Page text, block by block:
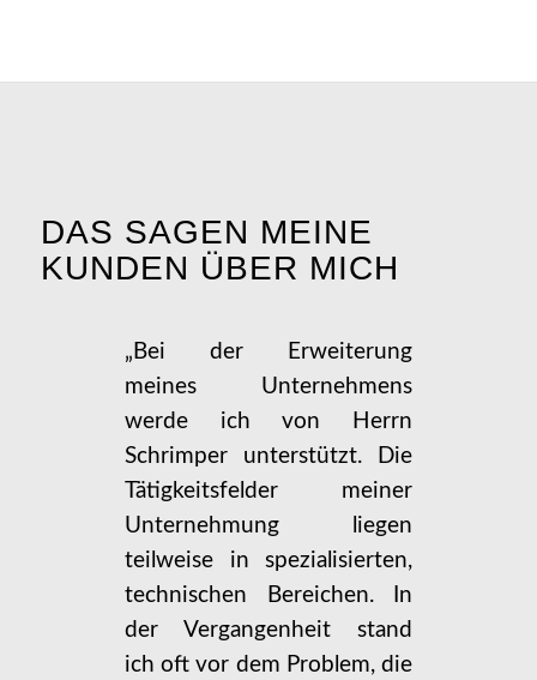
DAS SAGEN MEINE
KUNDEN ÜBER MICH
„Bei der Erweiterung
meines Unternehmens
werde ich von Herrn
Schrimper unterstützt. Die
Tätigkeitsfelder meiner
Unternehmung liegen
teilweise in spezialisierten,
technischen Bereichen. In
der Vergangenheit stand
ich oft vor dem Problem, die